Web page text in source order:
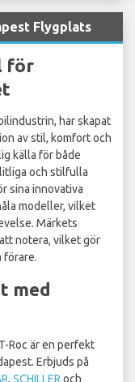
Flygplats
för
har skapat
av stil, komfort och
källa för både
och stilfulla
sina innovativa
modeller, vilket
Märkets
notera, vilket gör
förare.
med
Roc är en perfekt
Erbjuds på
, SCHILLER och